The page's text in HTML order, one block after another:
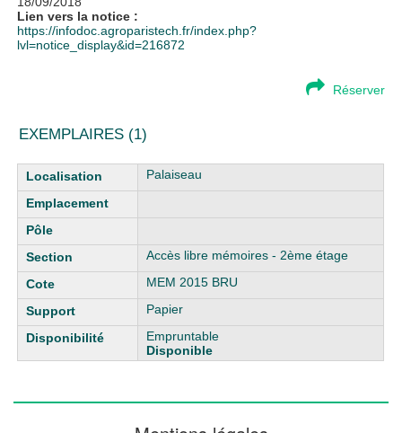
Lien vers la notice :
https://infodoc.agroparistech.fr/index.php?
lvl=notice_display&id=216872
Réserver
EXEMPLAIRES (1)
Liste des exemplaires Palaiseau
Accès libre mémoires - 2ème étage
MEM 2015 BRU
Papier
Empruntable
Disponible